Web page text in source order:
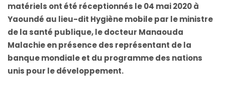
matériels ont été réceptionnés le 04 mai 2020 à
Yaoundé au lieu-dit Hygiène mobile par le ministre
de la santé publique, le docteur Manaouda
Malachie en présence des représentant de la
banque mondiale et du programme des nations
unis pour le développement.